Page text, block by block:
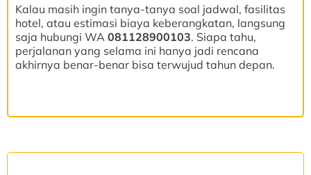
Kalau masih ingin tanya-tanya soal jadwal, fasilitas
hotel, atau estimasi biaya keberangkatan, langsung
saja hubungi WA 081128900103. Siapa tahu,
perjalanan yang selama ini hanya jadi rencana
akhirnya benar-benar bisa terwujud tahun depan.